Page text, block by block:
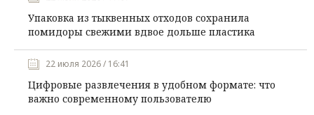
Упаковка из тыквенных отходов сохранила
помидоры свежими вдвое дольше пластика
22 июля 2026 / 16:41
Цифровые развлечения в удобном формате: что
важно современному пользователю